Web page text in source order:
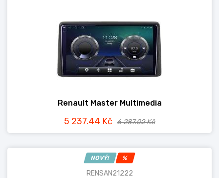
Renault Master Multimedia
5 237.44 Kč 6 287.02 Kč
NOVÝ! %
RENSAN21222